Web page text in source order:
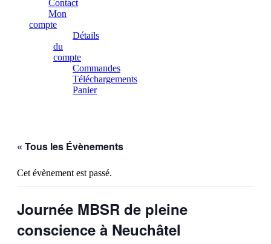
Contact
Mon
compte
Détails
du
compte
Commandes
Téléchargements
Panier
« Tous les Évènements
Cet évènement est passé.
Journée MBSR de pleine
conscience à Neuchâtel